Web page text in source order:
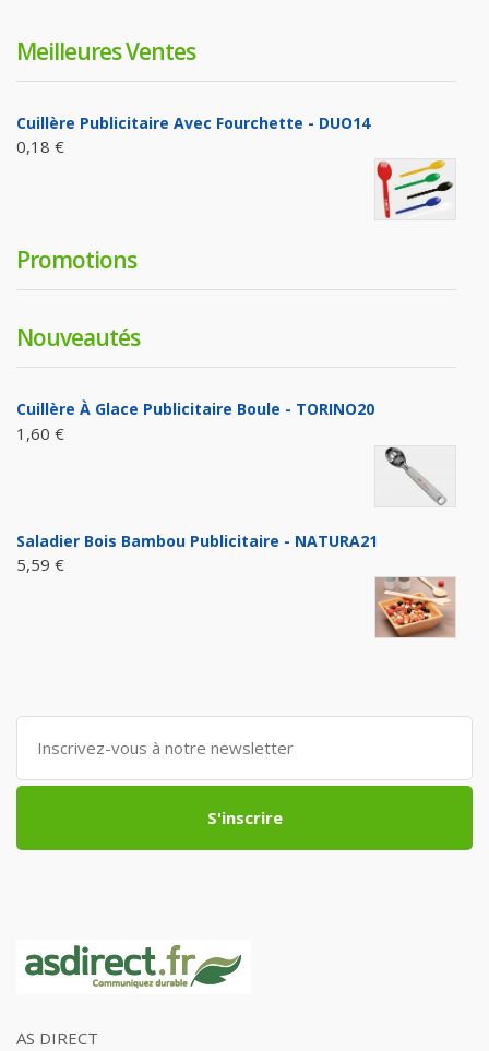
Meilleures Ventes
Cuillère Publicitaire Avec Fourchette - DUO14
0,18 €
Promotions
Nouveautés
Cuillère À Glace Publicitaire Boule - TORINO20
1,60 €
Saladier Bois Bambou Publicitaire - NATURA21
5,59 €
S'inscrire
AS DIRECT